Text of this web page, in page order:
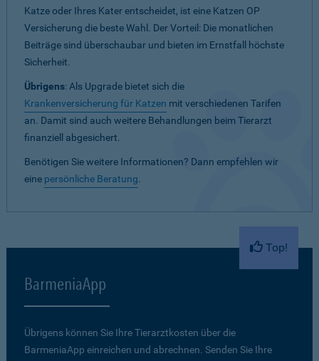
Katze oder Ihres Kater entscheidet, ist eine Katzen OP
Versicherung die beste Wahl. Der Vorteil: Die monatlichen
Beiträge sind überschaubar und bieten im Ernstfall höchste
Sicherheit.
Übrigens: Als Upgrade bietet sich die
Krankenversicherung für Katzen mit verschiedenen Tarifen
an. Damit sind auch weitere Behandlungen beim Tierarzt
finanziell abgesichert.
Benötigen Sie weitere Informationen? Dann empfehlen wir
eine persönliche Beratung.
Top!
BarmeniaApp
Übrigens können Sie Ihre Tierarztkosten über die
BarmeniaApp einreichen und abrechnen. Senden Sie Ihre